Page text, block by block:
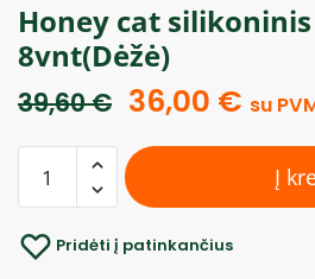
Honey cat
8vnt(Dėžė)
39,60€ 36,00 € su
Į
Pridėti į patinkančius